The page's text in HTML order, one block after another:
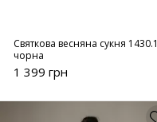
Святкова весняна сукня 1430.1
чорна
1 399 грн